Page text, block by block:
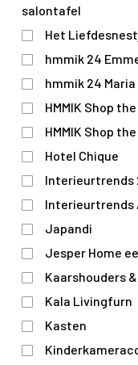
salontafel
Het
hmmik 24
hmmik 24 Maria
HMMIK Shop
HMMIK Shop
Hotel Chique
Interieurtrends
Interieurtrends
Japandi
Jesper Home
Kaarshouders
Kala Livingfurn
Kasten